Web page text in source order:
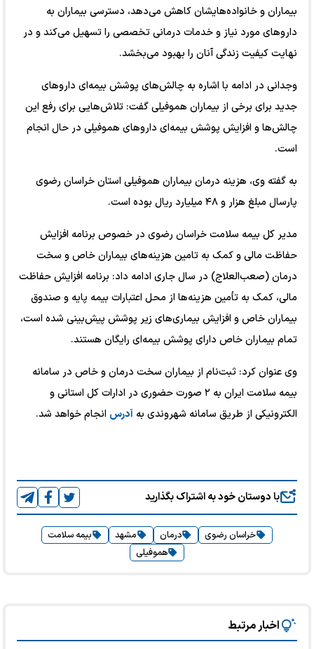
بیماران و خانواده‌هایشان کاهش می‌دهد، دسترسی بیماران به
داروهای مورد نیاز و خدمات درمانی تخصصی را تسهیل می‌کند و در
نهایت کیفیت زندگی آنان را بهبود می‌بخشد.
وجدانی در ادامه با اشاره به چالش‌های پوشش بیمه‌ای داروهای
جدید برای برخی از بیماران هموفیلی گفت: تلاش‌هایی برای رفع این
چالش‌ها و افزایش پوشش بیمه‌ای داروهای هموفیلی در حال انجام
است.
به گفته وی، هزینه درمان بیماران هموفیلی استان خراسان رضوی
پارسال مبلغ هزار و ۴۸ میلیارد ریال بوده است.
مدیر کل بیمه سلامت خراسان رضوی در خصوص برنامه افزایش
حفاظت مالی و کمک به تامین هزینه‌های بیماران خاص و سخت
درمان (صعب‌العلاج) در سال جاری ادامه داد: برنامه افزایش حفاظت
مالی، کمک به تأمین هزینه‌ها از محل اعتبارات بیمه پایه و صندوق
بیماران خاص و افزایش بیماری‌های زیر پوشش پیش‌بینی شده است،
تمام بیماران خاص دارای پوشش بیمه‌ای رایگان هستند.
وی عنوان کرد: ثبت‌نام از بیماران سخت درمان و خاص در سامانه
بیمه سلامت ایران به ۲ صورت حضوری در ادارات کل استانی و
الکترونیکی از طریق سامانه شهروندی به آدرس انجام خواهد شد.
با دوستان خود به اشتراک بگذارید
خراسان رضوی درمان مشهد
بیمه سلامت
هموفیلی
اخبار مرتبط